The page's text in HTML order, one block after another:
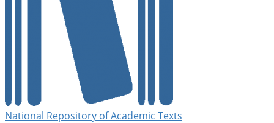
National Repository of Academic Texts